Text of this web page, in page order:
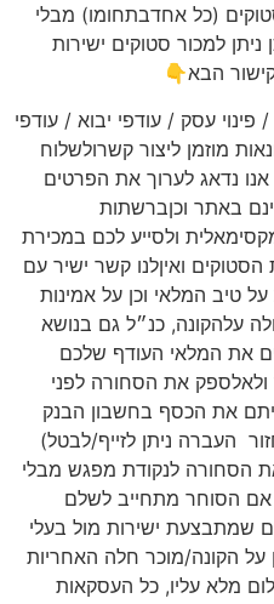
(כל אחדבתחומו) מבלי
למכור סטוקים ישירות
הבא👇
עסק / עודפי יבוא / עודפי
מוזמן ליצור קשרולשלוח
נדאג לערוך את הפרטים
באתר וכןברשתות
ולסייע לכם במכירת
ואיןלנו קשר ישיר עם
טיב המלאי וכן על אמינות
עלהקונה, כנ״ל גם בנושא
את המלאי העודף שלכם
את הסחורה לפני
את הכסף בחשבון הבנק
העברה ניתן לזייף/לבטל)
הסחורה לנקודת מפגש מבלי
הסוחר מתחייב לשלם
שמתבצעת ישירות מול בעלי
על הקונה/מוכר חלה האחריות
מלא עליו, כל העסקאות